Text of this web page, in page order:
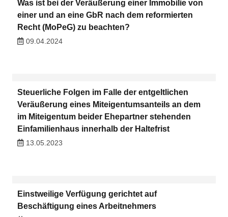
Was ist bei der Veräußerung einer Immobilie von
einer und an eine GbR nach dem reformierten
Recht (MoPeG) zu beachten?
09.04.2024
Steuerliche Folgen im Falle der entgeltlichen
Veräußerung eines Miteigentumsanteils an dem
im Miteigentum beider Ehepartner stehenden
Einfamilienhaus innerhalb der Haltefrist
13.05.2023
Einstweilige Verfügung gerichtet auf
Beschäftigung eines Arbeitnehmers